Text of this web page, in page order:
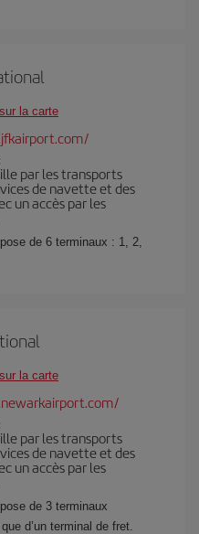
la carte
par les transports
de navette et des
un accès par les
de 6 terminaux : 1, 2,
la carte
par les transports
de navette et des
un accès par les
de 3 terminaux
d’un terminal de fret.